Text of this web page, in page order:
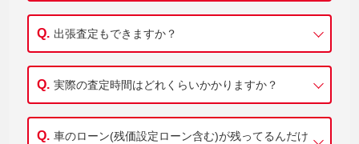
出張査定もできますか？
実際の査定時間はどれくらいかかりますか？
車のローン(残価設定ローン含む)が残ってるんだけ